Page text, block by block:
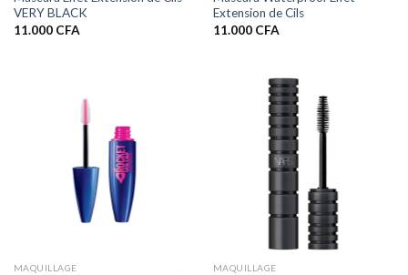
VERY BLACK
11.000 CFA
Extension de Cils
11.000 CFA
MAQUILLAGE MAQUILLAGE